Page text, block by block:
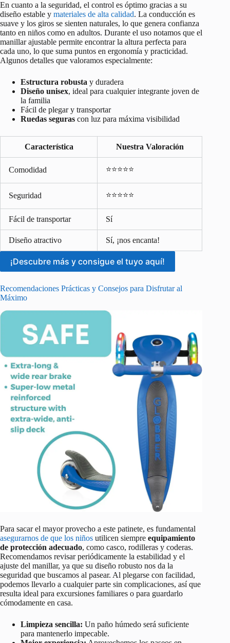
En cuanto a la seguridad, el control es óptimo gracias a su
diseño estable y materiales de alta calidad. La conducción es
suave y los giros se sienten naturales, lo que genera confianza
tanto en niños como en adultos. Durante el uso notamos que el
manillar ajustable permite encontrar la altura perfecta para
cada uno, lo que suma puntos en ergonomía y practicidad.
Algunos detalles que valoramos especialmente:
Estructura robusta y duradera
Diseño unisex, ideal para cualquier integrante joven de
la familia
Fácil de plegar y transportar
Ruedas seguras con luz para máxima visibilidad
Característica Nuestra Valoración
Comodidad ⭐⭐⭐⭐⭐
Seguridad ⭐⭐⭐⭐⭐
Fácil de transportar Sí
Diseño atractivo Sí, ¡nos encanta!
¡Descubre más y consigue el tuyo aquí!
Recomendaciones Prácticas y Consejos para Disfrutar al
Máximo
Para sacar el mayor provecho a este patinete, es fundamental
asegurarnos de que los niños utilicen siempre equipamiento
de protección adecuado, como casco, rodilleras y coderas.
Recomendamos revisar periódicamente la estabilidad y el
ajuste del manillar, ya que su diseño robusto nos da la
seguridad que buscamos al pasear. Al plegarse con facilidad,
podemos llevarlo a cualquier parte sin complicaciones, así que
resulta ideal para excursiones familiares o para guardarlo
cómodamente en casa.
Limpieza sencilla: Un paño húmedo será suficiente
para mantenerlo impecable.